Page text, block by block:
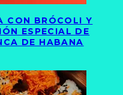
CON BRÓCOLI Y
ESPECIAL DE
DE HABANA